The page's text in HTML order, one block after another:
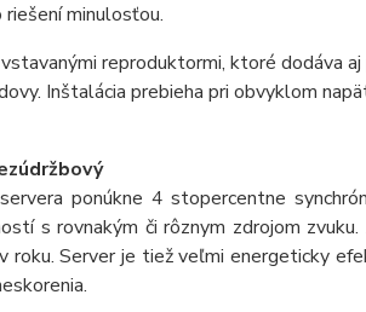
minulosťou.
reproduktormi, ktoré dodáva
Inštalácia prebieha pri obvyklom
ponúkne 4 stopercentne
s rovnakým či rôznym zdrojom
roku. Server je tiež veľmi energeticky